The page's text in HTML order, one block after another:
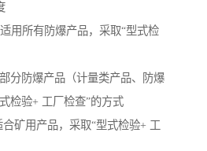
用所有防爆产品，采取“型式检
分防爆产品（计量类产品、防爆
检验+ 工厂检查”的方式
矿用产品，采取“型式检验+ 工